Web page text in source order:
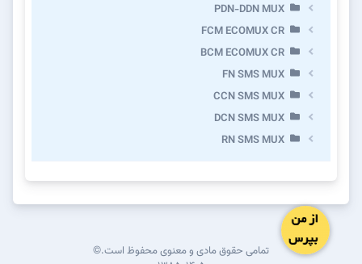
PDN-DDN MUX
FCM ECOMUX CR
BCM ECOMUX CR
FN SMS MUX
CCN SMS MUX
DCN SMS MUX
RN SMS MUX
تمامی حقوق مادی و معنوی محفوظ است.©